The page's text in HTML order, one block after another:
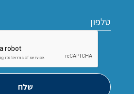
שלח